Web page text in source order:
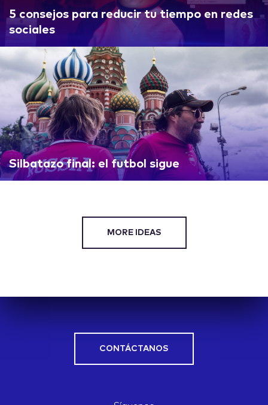
5 consejos para reducir tu tiempo en redes
sociales
Silbatazo final: el futbol sigue
MORE IDEAS
CONTÁCTANOS